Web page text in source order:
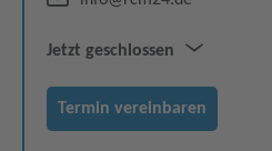
Jetzt geschlossen
Mo–Fr
09:30–12:30
Termin vereinbaren